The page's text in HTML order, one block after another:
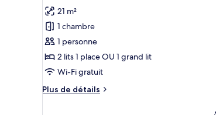
pour
ce
type
de
chambre :
Chambre
Double
21 m²
1 chambre
1 personne
2 lits 1 place OU 1 grand lit
Wi-Fi gratuit
Plus de détails
Plus